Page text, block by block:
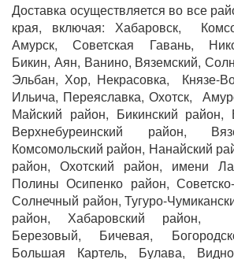
Доставка осуществляется во все
края, включая: Хабаровск,
Амурск, Советская Гавань,
Бикин, Аян, Ванино, Вяземский,
Эльбан, Хор, Некрасовка, Князе-
Ильича, Переяславка, Охотск,
Майский район, Бикинский район,
Верхнебуреинский район,
Комсомольский район, Нанайский
район, Охотский район, имени
Полины Осипенко район,
Солнечный район, Тугуро-
район, Хабаровский район,
Березовый, Бичевая,
Большая Картель, Булава,